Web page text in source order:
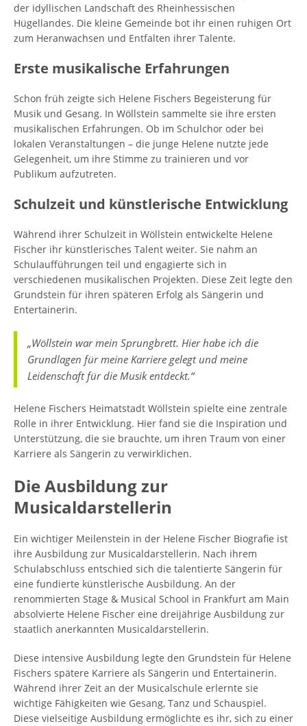
der idyllischen Landschaft des Rheinhessischen
Hügellandes. Die kleine Gemeinde bot ihr einen ruhigen Ort
zum Heranwachsen und Entfalten ihrer Talente.
Erste musikalische Erfahrungen
Schon früh zeigte sich Helene Fischers Begeisterung für
Musik und Gesang. In Wöllstein sammelte sie ihre ersten
musikalischen Erfahrungen. Ob im Schulchor oder bei
lokalen Veranstaltungen – die junge Helene nutzte jede
Gelegenheit, um ihre Stimme zu trainieren und vor
Publikum aufzutreten.
Schulzeit und künstlerische Entwicklung
Während ihrer Schulzeit in Wöllstein entwickelte Helene
Fischer ihr künstlerisches Talent weiter. Sie nahm an
Schulaufführungen teil und engagierte sich in
verschiedenen musikalischen Projekten. Diese Zeit legte den
Grundstein für ihren späteren Erfolg als Sängerin und
Entertainerin.
„Wöllstein war mein Sprungbrett. Hier habe ich die
Grundlagen für meine Karriere gelegt und meine
Leidenschaft für die Musik entdeckt.“
Helene Fischers Heimatstadt Wöllstein spielte eine zentrale
Rolle in ihrer Entwicklung. Hier fand sie die Inspiration und
Unterstützung, die sie brauchte, um ihren Traum von einer
Karriere als Sängerin zu verwirklichen.
Die Ausbildung zur
Musicaldarstellerin
Ein wichtiger Meilenstein in der Helene Fischer Biografie ist
ihre Ausbildung zur Musicaldarstellerin. Nach ihrem
Schulabschluss entschied sich die talentierte Sängerin für
eine fundierte künstlerische Ausbildung. An der
renommierten Stage & Musical School in Frankfurt am Main
absolvierte Helene Fischer eine dreijährige Ausbildung zur
staatlich anerkannten Musicaldarstellerin.
Diese intensive Ausbildung legte den Grundstein für Helene
Fischers spätere Karriere als Sängerin und Entertainerin.
Während ihrer Zeit an der Musicalschule erlernte sie
wichtige Fähigkeiten wie Gesang, Tanz und Schauspiel.
Diese vielseitige Ausbildung ermöglichte es ihr, sich zu einer